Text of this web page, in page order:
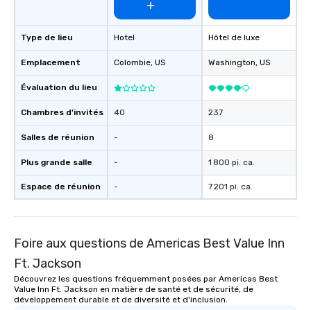
Type de lieu
Emplacement
Évaluation du lieu
Chambres d'invités
Salles de réunion
Plus grande salle
Espace de réunion
Hotel
Colombie, US
40
-
-
-
Hôtel de luxe
Washington, US
237
8
1 800 pi. ca.
7 201 pi. ca.
Foire aux questions de Americas Best Value Inn
Ft. Jackson
Découvrez les questions fréquemment posées par Americas Best
Value Inn Ft. Jackson en matière de santé et de sécurité, de
développement durable et de diversité et d'inclusion.